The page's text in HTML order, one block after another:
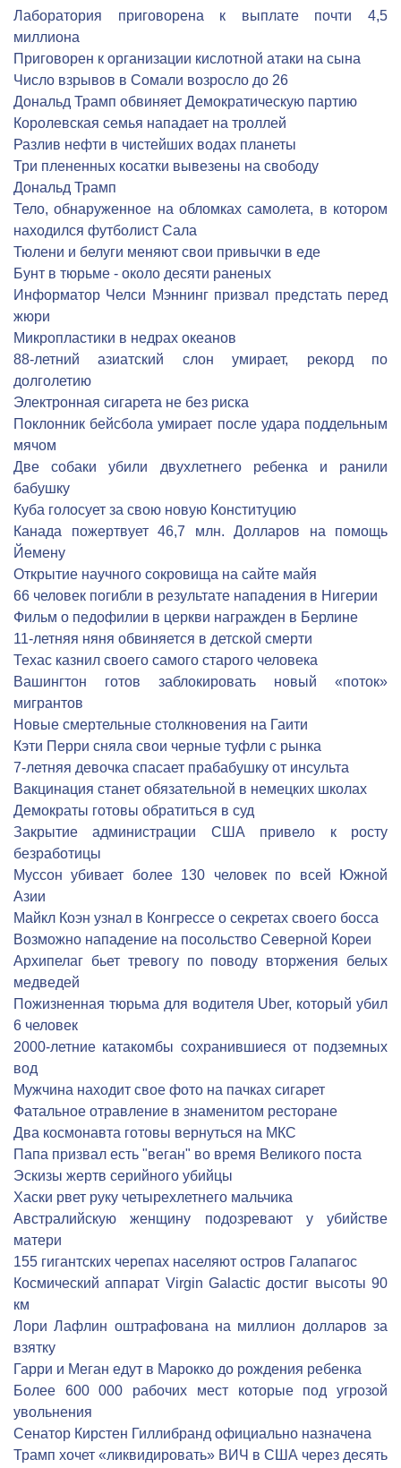
Лаборатория приговорена к выплате почти 4,5
миллиона
Приговорен к организации кислотной атаки на сына
Число взрывов в Сомали возросло до 26
Дональд Трамп обвиняет Демократическую партию
Королевская семья нападает на троллей
Разлив нефти в чистейших водах планеты
Три плененных косатки вывезены на свободу
Дональд Трамп
Тело, обнаруженное на обломках самолета, в котором
находился футболист Сала
Тюлени и белуги меняют свои привычки в еде
Бунт в тюрьме - около десяти раненых
Информатор Челси Мэннинг призвал предстать перед
жюри
Микропластики в недрах океанов
88-летний азиатский слон умирает, рекорд по
долголетию
Электронная сигарета не без риска
Поклонник бейсбола умирает после удара поддельным
мячом
Две собаки убили двухлетнего ребенка и ранили
бабушку
Куба голосует за свою новую Конституцию
Канада пожертвует 46,7 млн. Долларов на помощь
Йемену
Открытие научного сокровища на сайте майя
66 человек погибли в результате нападения в Нигерии
Фильм о педофилии в церкви награжден в Берлине
11-летняя няня обвиняется в детской смерти
Техас казнил своего самого старого человека
Вашингтон готов заблокировать новый «поток»
мигрантов
Новые смертельные столкновения на Гаити
Кэти Перри сняла свои черные туфли с рынка
7-летняя девочка спасает прабабушку от инсульта
Вакцинация станет обязательной в немецких школах
Демократы готовы обратиться в суд
Закрытие администрации США привело к росту
безработицы
Муссон убивает более 130 человек по всей Южной
Азии
Майкл Коэн узнал в Конгрессе о секретах своего босса
Возможно нападение на посольство Северной Кореи
Архипелаг бьет тревогу по поводу вторжения белых
медведей
Пожизненная тюрьма для водителя Uber, который убил
6 человек
2000-летние катакомбы сохранившиеся от подземных
вод
Мужчина находит свое фото на пачках сигарет
Фатальное отравление в знаменитом ресторане
Два космонавта готовы вернуться на МКС
Папа призвал есть "веган" во время Великого поста
Эскизы жертв серийного убийцы
Хаски рвет руку четырехлетнего мальчика
Австралийскую женщину подозревают у убийстве
матери
155 гигантских черепах населяют остров Галапагос
Космический аппарат Virgin Galactic достиг высоты 90
км
Лори Лафлин оштрафована на миллион долларов за
взятку
Гарри и Меган едут в Марокко до рождения ребенка
Более 600 000 рабочих мест которые под угрозой
увольнения
Сенатор Кирстен Гиллибранд официально назначена
Трамп хочет «ликвидировать» ВИЧ в США через десять